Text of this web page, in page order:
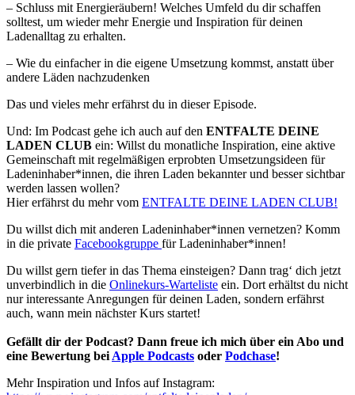
– Schluss mit Energieräubern! Welches Umfeld du dir schaffen
solltest, um wieder mehr Energie und Inspiration für deinen
Ladenalltag zu erhalten.
– Wie du einfacher in die eigene Umsetzung kommst, anstatt über
andere Läden nachzudenken
Das und vieles mehr erfährst du in dieser Episode.
Und: Im Podcast gehe ich auch auf den ENTFALTE DEINE
LADEN CLUB ein: Willst du monatliche Inspiration, eine aktive
Gemeinschaft mit regelmäßigen erprobten Umsetzungsideen für
Ladeninhaber*innen, die ihren Laden bekannter und besser sichtbar
werden lassen wollen?
Hier erfährst du mehr vom ENTFALTE DEINE LADEN CLUB!
Du willst dich mit anderen Ladeninhaber*innen vernetzen? Komm
in die private Facebookgruppe für Ladeninhaber*innen!
Du willst gern tiefer in das Thema einsteigen? Dann trag‘ dich jetzt
unverbindlich in die Onlinekurs-Warteliste ein. Dort erhältst du nicht
nur interessante Anregungen für deinen Laden, sondern erfährst
auch, wann mein nächster Kurs startet!
Gefällt dir der Podcast? Dann freue ich mich über ein Abo und
eine Bewertung beiApple Podcasts oder Podchase!
Mehr Inspiration und Infos auf Instagram: